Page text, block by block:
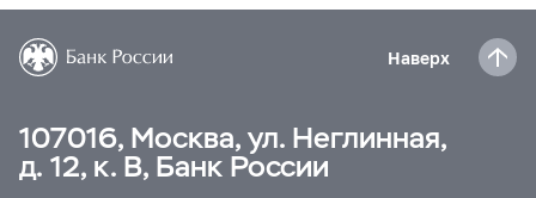
Наверх
107016, Москва, ул. Неглинная,
д. 12, к. В, Банк России